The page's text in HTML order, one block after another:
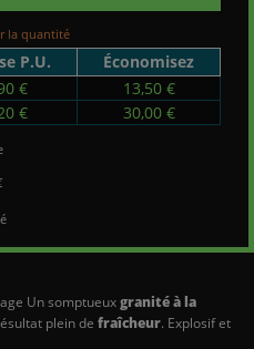
Un somptueuxgranité à la
plein de fraîcheur. Explosif et
la quantité
P.U.
Économisez
€
13,50 €
€ 30,00 €